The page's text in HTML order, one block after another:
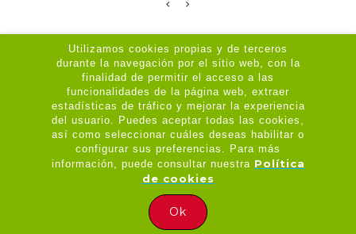
Su Cuenta
Legal

Copyright © 2026 - APP Desarrollada por
Mi Amigo Informático
HORARIO DE REPARTO:
Jue - Dom / 20:30 - 23:30
Utilizamos cookies propias y de terceros
durante la navegación por el sitio web, con la
finalidad de permitir el acceso a las
funcionalidades de la página web, extraer
estadísticas de tráfico y mejorar la experiencia
del usuario. Puedes aceptar todas las cookies,
así como seleccionar cuáles deseas habilitar o
configurar sus preferencias. Para más
información, puede consultar nuestra Política
de cookies
Ok